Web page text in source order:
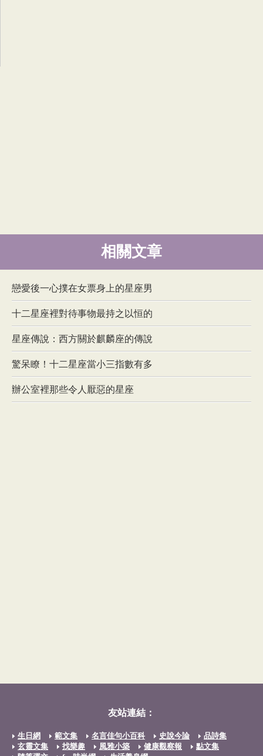
相關文章
戀愛後一心撲在女票身上的星座男
十二星座裡對待事物最持之以恒的
星座傳說：西方關於麒麟座的傳說
驚呆瞭！十二星座當小三指數有多
辦公室裡那些令人厭惡的星座
友站連結：
生日網 範文集 名言佳句小百科 史說今論
品詩集
玄靈文集
找樂趣 風雅小築 健康觀察報
點文集